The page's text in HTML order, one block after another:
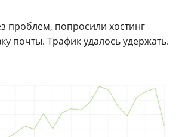
проблем, попросили хостинг
почты. Трафик удалось удержать.